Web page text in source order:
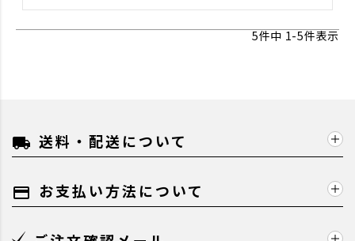
5件中 1-5件表示
local_shipping 送料・配送について
payment お支払い方法について